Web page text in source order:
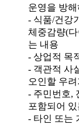
운영을 방
- 식품/건강
체중감량(
는 내용
- 상업적 목
- 객관적 사
오인할 우
- 주민번호,
포함되어
- 타인 또는